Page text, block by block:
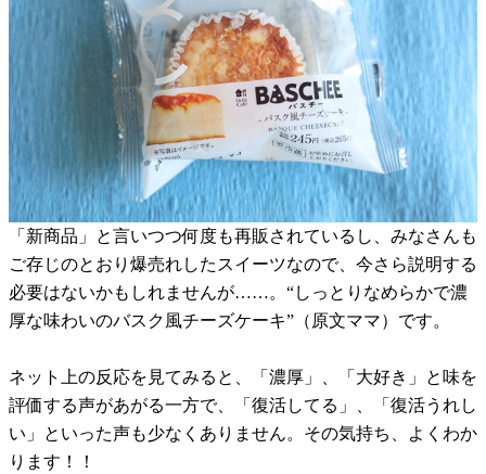
「新商品」と言いつつ何度も再販されているし、みなさんも
ご存じのとおり爆売れしたスイーツなので、今さら説明する
必要はないかもしれませんが……。“しっとりなめらかで濃
厚な味わいのバスク風チーズケーキ”（原文ママ）です。
ネット上の反応を見てみると、「濃厚」、「大好き」と味を
評価する声があがる一方で、「復活してる」、「復活うれし
い」といった声も少なくありません。その気持ち、よくわか
ります！！